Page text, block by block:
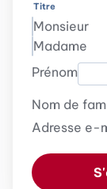
Titre
Monsieur
Madame
Prénom
Nom de
Adresse e-